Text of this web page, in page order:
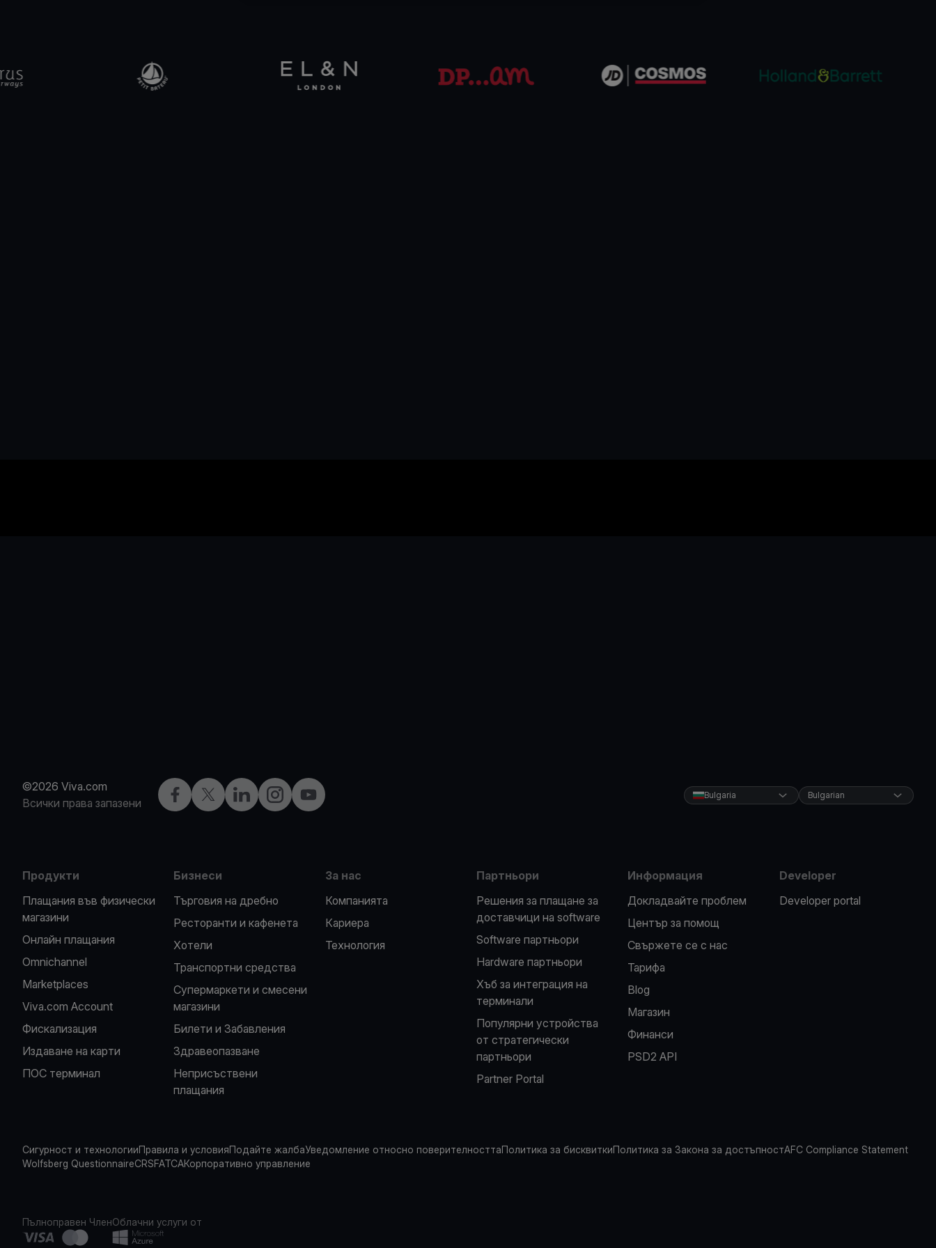
©2026 Viva.com
Всички права запазени
Facebook
X LinkedInInstagramYouTube Bulgaria Bulgarian
Продукти
Плащания във физически
магазини
Oнлайн плащания
Omnichannel
Marketplaces
Viva.com Account
Фискализация
Издаване на карти
ПОС терминал
Бизнеси
Търговия на дребно
Ресторанти и кафенета
Хотели
Транспортни средства
Супермаркети и смесени
магазини
Билети и Забавления
Здравеопазване
Неприсъствени
плащания
За нас
Компанията
Кариера
Технология
Партньори
Решения за плащане за
доставчици на software
Software партньори
Hardware партньори
Хъб за интеграция на
терминали
Популярни устройства
от стратегически
партньори
Partner Portal
Информация
Докладвайте проблем
Център за помощ
Свържете се с нас
Тарифа
Blog
Магазин
Финанси
PSD2 API
Developer
Developer portal
Сигурност и технологииПравила и условияПодайте жалбаУведомление относно поверителносттаПолитика за бисквиткиПолитика за Закона за достъпностAFC Compliance Statement
Wolfsberg QuestionnaireCRSFATCAКорпоративно управление
Пълноправен ЧленОблачни услуги от